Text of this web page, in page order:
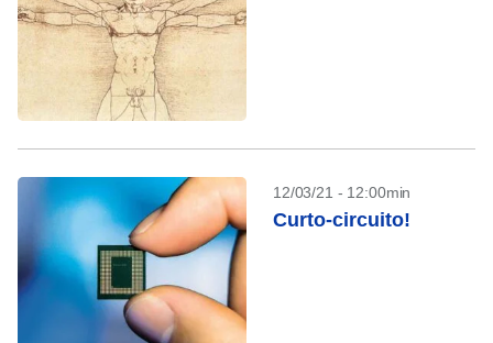
12/03/21 - 12:00min
Curto-circuito!